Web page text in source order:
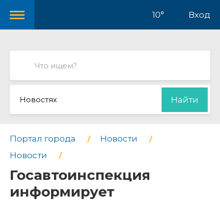
10° Вход
Новостях Найти
Портал города
Новости
Новости
Госавтоинспекция
информирует